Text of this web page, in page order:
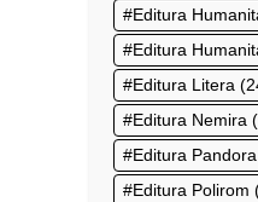
Editura
Editura
Editura Litera
Editura Nemira
Editura
Editura Polirom